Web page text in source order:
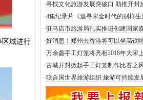
域进行
·寻找文化旅游发展突破口 助推开封
·4集纪录片《追寻宋金时代的别样
·驻马店市旅游局扎实推进创建国家
·好消息！郑州去香港将可以坐高铁
·万余盏手工灯笼将亮相2018年大宋
·古城开封掀起手工灯笼制作比赛之
·联合国世界旅游组织 旅游可持续发